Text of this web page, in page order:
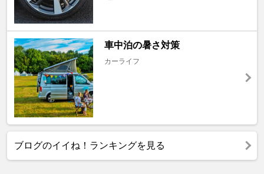
車中泊の暑さ対策
カーライフ
ブログのイイね！ランキングを見る